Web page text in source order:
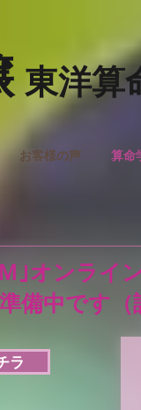
東洋算
お客様の声 算命
｣オンライ
備中です
ラ